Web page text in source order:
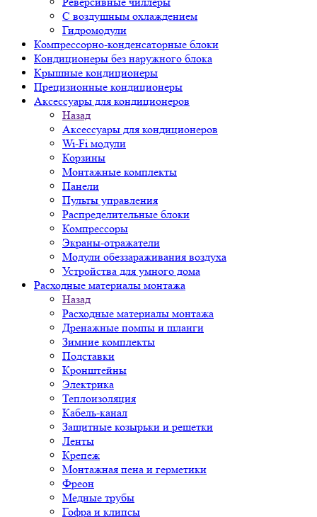
С воздушным охлаждением
Гидромодули
Компрессорно-конденсаторные блоки
Кондиционеры без наружного блока
Крышные кондиционеры
Прецизионные кондиционеры
Аксессуары для кондиционеров
Назад
Аксессуары для кондиционеров
Wi-Fi модули
Корзины
Монтажные комплекты
Панели
Пульты управления
Распределительные блоки
Компрессоры
Экраны-отражатели
Модули обеззараживания воздуха
Устройства для умного дома
Расходные материалы монтажа
Назад
Расходные материалы монтажа
Дренажные помпы и шланги
Зимние комплекты
Подставки
Кронштейны
Электрика
Теплоизоляция
Кабель-канал
Защитные козырьки и решетки
Ленты
Крепеж
Монтажная пена и герметики
Фреон
Медные трубы
Гофра и клипсы